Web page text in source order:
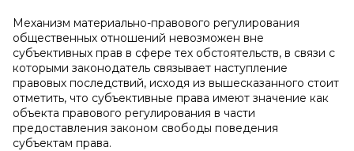
Механизм материально-правового регулирования
общественных отношений невозможен вне
субъективных прав в сфере тех обстоятельств, в связи с
которыми законодатель связывает наступление
правовых последствий, исходя из вышесказанного стоит
отметить, что субъективные права имеют значение как
объекта правового регулирования в части
предоставления законом свободы поведения
субъектам права.